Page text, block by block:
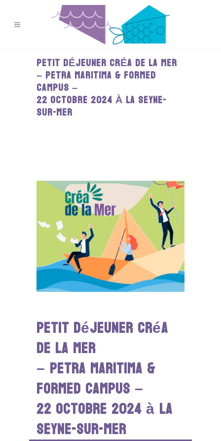
PETIT DÉJEUNER CRÉA DE LA MER
– PETRA MARITIMA & FORMED
CAMPUS –
22 OCTOBRE 2024 À LA SEYNE-
SUR-MER
Petit déjeuner Créa
de la Mer
– PETRA MARITIMA &
FORMED CAMPUS –
22 octobre 2024 à La
Seyne-sur-Mer